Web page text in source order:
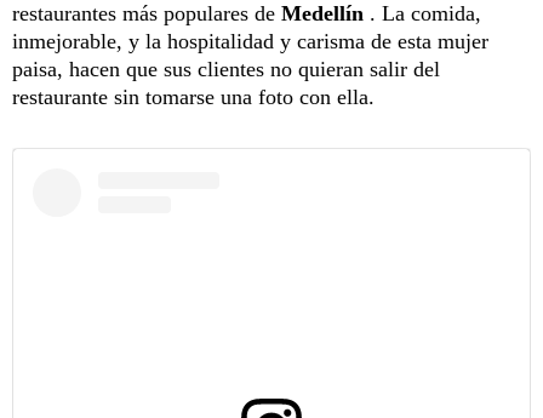
restaurantes más populares de Medellín . La comida,
inmejorable, y la hospitalidad y carisma de esta mujer
paisa, hacen que sus clientes no quieran salir del
restaurante sin tomarse una foto con ella.